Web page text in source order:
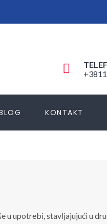
KONTAKT
u upotrebi, stavljajujući u